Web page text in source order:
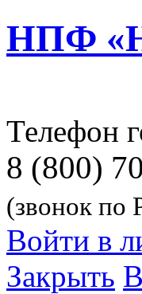
НПФ
Телефон
8 (800)
(звонок по
Войти в
Закрыть